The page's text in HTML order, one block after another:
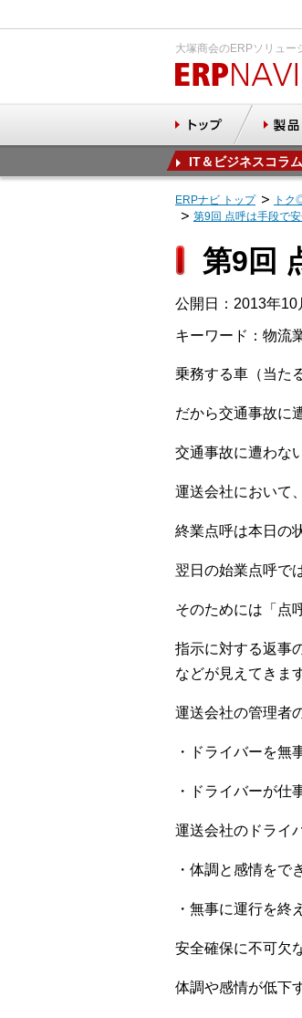
大塚商会のERPソリュー
IT＆ビジネスコラム
ERPナビ トップ トク
第9回 点呼は手段で
第9回
公開日：2013年10
キーワード：物流
乗務する車（当た
だから交通事故に
交通事故に遭わな
運送会社において
終業点呼は本日の
翌日の始業点呼で
そのためには「点
指示に対する返事
などが見えてきま
運送会社の管理者
・ドライバーを無
・ドライバーが仕
運送会社のドライ
・体調と感情をで
・無事に運行を終
安全確保に不可欠
体調や感情が低下